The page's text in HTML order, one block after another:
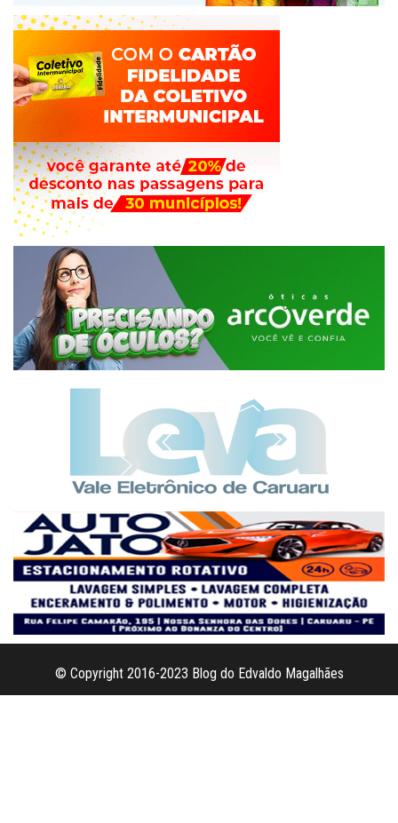
© Copyright 2016-2023 Blog do Edvaldo Magalhães